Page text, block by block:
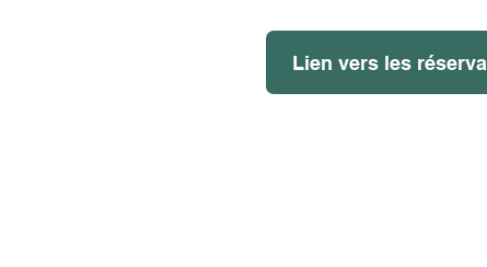
Lien vers les